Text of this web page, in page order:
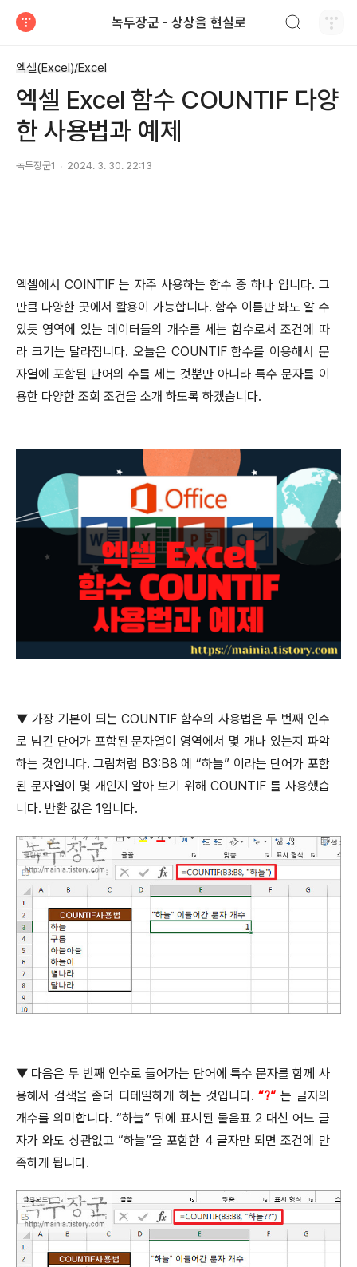
녹두장군 - 상상을 현실로
엑셀(Excel)/Excel
엑셀 Excel 함수 COUNTIF 다양
한 사용법과 예제
녹두장군1 2024. 3. 30. 22:13
엑셀에서 COINTIF는 자주 사용하는 함수 중 하나 입니다. 그
만큼 다양한 곳에서 활용이 가능합니다.함수 이름만 봐도 알 수
있듯 영역에 있는 데이터들의 개수를 세는 함수로서 조건에 따
라 크기는 달라집니다.오늘은 COUNTIF함수를 이용해서 문
자열에 포함된 단어의 수를 세는 것뿐만 아니라 특수 문자를 이
용한 다양한 조회 조건을 소개 하도록 하겠습니다.
▼ 가장 기본이 되는COUNTIF함수의 사용법은 두 번째 인수
로 넘긴 단어가 포함된 문자열이 영역에서 몇 개나 있는지 파악
하는 것입니다.그림처럼 B3:B8에 “하늘” 이라는 단어가 포함
된 문자열이 몇 개인지 알아 보기 위해COUNTIF 를 사용했습
니다. 반환 값은 1입니다.
▼ 다음은 두 번째 인수로 들어가는 단어에 특수 문자를 함께 사
용해서 검색을 좀더 디테일하게 하는 것입니다.“?” 는 글자의
개수를 의미합니다. “하늘” 뒤에 표시된 물음표 2 대신 어느 글
자가 와도 상관없고 “하늘”을 포함한 4 글자만 되면 조건에 만
족하게 됩니다.